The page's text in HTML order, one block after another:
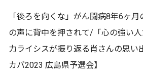
「後ろを向くな」がん闘病8年6ヶ
の声に背中を押されて/「心の強い
力ライシスが振り返る肖さんの思い
カバ2023 広島県予選会】